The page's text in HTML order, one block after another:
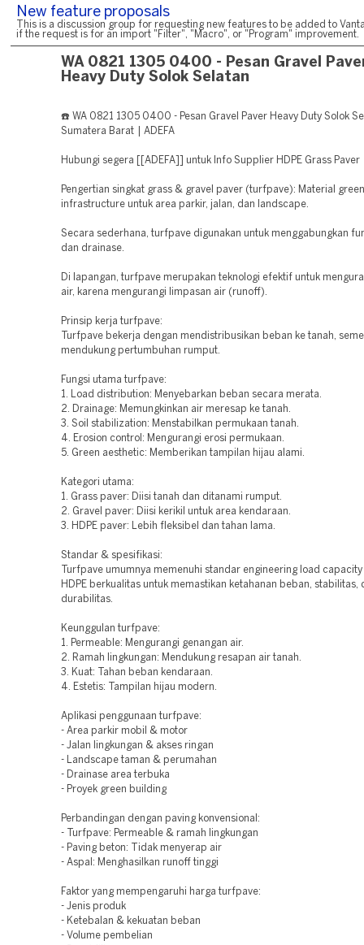
New feature proposals
This is a discussion group for requesting new features to be added to
if the request is for an import "Filter", "Macro", or "Program" improvement.
WA 0821 1305 0400 - Pesan Gravel
Heavy Duty Solok Selatan
☎️ WA 0821 1305 0400 - Pesan Gravel Paver Heavy Duty Solok
Sumatera Barat | ADEFA
Hubungi segera [[ADEFA]] untuk Info Supplier HDPE Grass Paver
Pengertian singkat grass & gravel paver (turfpave): Material green
infrastructure untuk area parkir, jalan, dan landscape.
Secara sederhana, turfpave digunakan untuk menggabungkan
dan drainase.
Di lapangan, turfpave merupakan teknologi efektif untuk
air, karena mengurangi limpasan air (runoff).
Prinsip kerja turfpave:
Turfpave bekerja dengan mendistribusikan beban ke tanah,
mendukung pertumbuhan rumput.
Fungsi utama turfpave:
1. Load distribution: Menyebarkan beban secara merata.
2. Drainage: Memungkinkan air meresap ke tanah.
3. Soil stabilization: Menstabilkan permukaan tanah.
4. Erosion control: Mengurangi erosi permukaan.
5. Green aesthetic: Memberikan tampilan hijau alami.
Kategori utama:
1. Grass paver: Diisi tanah dan ditanami rumput.
2. Gravel paver: Diisi kerikil untuk area kendaraan.
3. HDPE paver: Lebih fleksibel dan tahan lama.
Standar & spesifikasi:
Turfpave umumnya memenuhi standar engineering load
HDPE berkualitas untuk memastikan ketahanan beban, stabilitas,
durabilitas.
Keunggulan turfpave:
1. Permeable: Mengurangi genangan air.
2. Ramah lingkungan: Mendukung resapan air tanah.
3. Kuat: Tahan beban kendaraan.
4. Estetis: Tampilan hijau modern.
Aplikasi penggunaan turfpave:
- Area parkir mobil & motor
- Jalan lingkungan & akses ringan
- Landscape taman & perumahan
- Drainase area terbuka
- Proyek green building
Perbandingan dengan paving konvensional:
- Turfpave: Permeable & ramah lingkungan
- Paving beton: Tidak menyerap air
- Aspal: Menghasilkan runoff tinggi
Faktor yang mempengaruhi harga turfpave:
- Jenis produk
- Ketebalan & kekuatan beban
- Volume pembelian